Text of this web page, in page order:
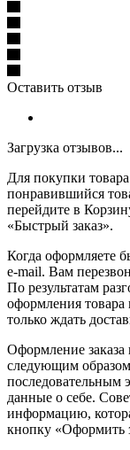
Оставить отзыв
Загрузка отзывов...
Для покупки
понравившийся
перейдите в
«Быстрый заказ».
Когда оформляете
e-mail. Вам
По результатам
оформления товара
только ждать
Оформление
следующим
последовательным
данные о себе.
информацию,
кнопку «Оформить